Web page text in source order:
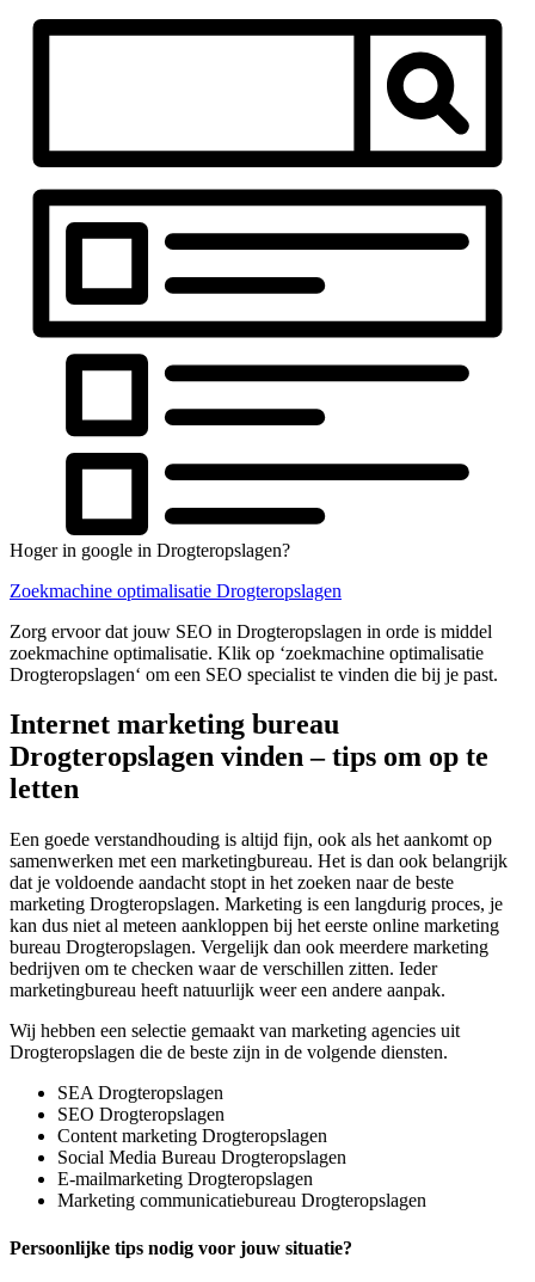
Hoger in google in Drogteropslagen?
Zoekmachine optimalisatie Drogteropslagen
Zorg ervoor dat jouw SEO in Drogteropslagen in orde is middel
zoekmachine optimalisatie. Klik op ‘zoekmachine optimalisatie
Drogteropslagen‘ om een SEO specialist te vinden die bij je past.
Internet marketing bureau
Drogteropslagen vinden – tips om op te
letten
Een goede verstandhouding is altijd fijn, ook als het aankomt op
samenwerken met een marketingbureau. Het is dan ook belangrijk
dat je voldoende aandacht stopt in het zoeken naar de beste
marketing Drogteropslagen. Marketing is een langdurig proces, je
kan dus niet al meteen aankloppen bij het eerste online marketing
bureau Drogteropslagen. Vergelijk dan ook meerdere marketing
bedrijven om te checken waar de verschillen zitten. Ieder
marketingbureau heeft natuurlijk weer een andere aanpak.
Wij hebben een selectie gemaakt van marketing agencies uit
Drogteropslagen die de beste zijn in de volgende diensten.
SEA Drogteropslagen
SEO Drogteropslagen
Content marketing Drogteropslagen
Social Media Bureau Drogteropslagen
E-mailmarketing Drogteropslagen
Marketing communicatiebureau Drogteropslagen
Persoonlijke tips nodig voor jouw situatie?